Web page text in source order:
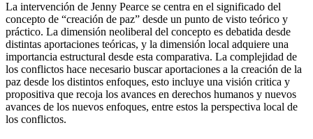
La intervención de Jenny Pearce se centra en el significado del
concepto de “creación de paz” desde un punto de visto teórico y
práctico. La dimensión neoliberal del concepto es debatida desde
distintas aportaciones teóricas, y la dimensión local adquiere una
importancia estructural desde esta comparativa. La complejidad de
los conflictos hace necesario buscar aportaciones a la creación de la
paz desde los distintos enfoques, esto incluye una visión critica y
propositiva que recoja los avances en derechos humanos y nuevos
avances de los nuevos enfoques, entre estos la perspectiva local de
los conflictos.